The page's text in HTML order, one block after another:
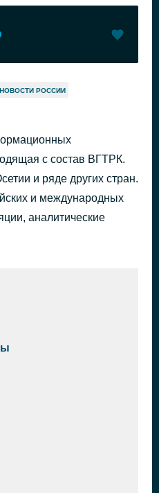
НОВОСТИ РОССИИ
с состав ВГТРК.
и ряде других стран.
и международных
аналитические